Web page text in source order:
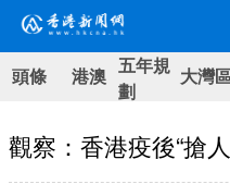
頭條 港澳 五年規
劃
大灣
觀察：香港疫後“搶